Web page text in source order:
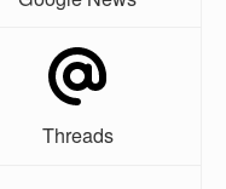
Threads